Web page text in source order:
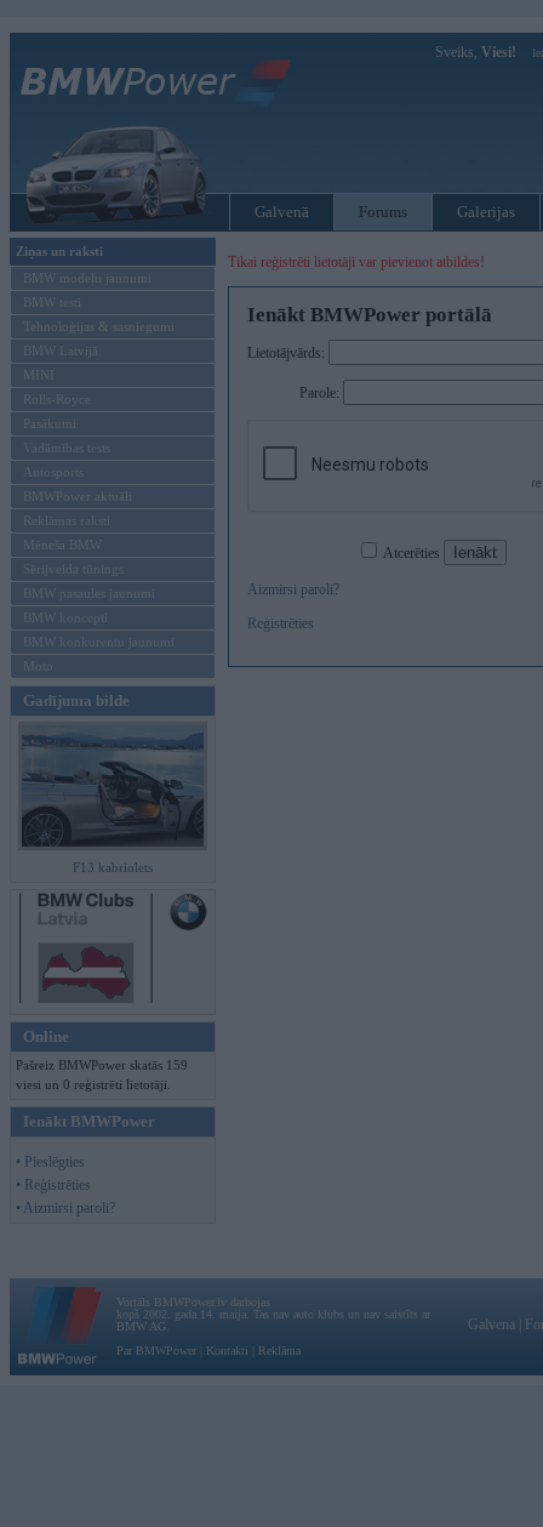
Sveiks, Viesi!
Galvenā Forums Galerijas
Ziņas un raksti
BMW modeļu jaunumi
BMW testi
Tehnoloģijas & sasniegumi
BMW Latvijā
MINI
Rolls-Royce
Pasākumi
Vadāmības tests
Autosports
BMWPower aktuāli
Reklāmas raksti
Mēneša BMW
Sērijveida tūnings
BMW pasaules jaunumi
BMW koncepti
BMW konkurentu jaunumi
Moto
Gadījuma bilde
F13 kabriolets
Online
Pašreiz BMWPower skatās 159
viesi un 0 reģistrēti lietotāji.
Ienākt BMWPower
• Pieslēgties
• Reģistrēties
• Aizmirsi paroli?
Tikai reģistrēti lietotāji var pievienot atbildes!
Ienākt BMWPower portālā
Lietotājvārds:
Parole:
Atcerēties
Aizmirsi paroli?
Reģistrēties
Vortāls BMWPower.lv darbojas
kopš 2002. gada 14. maija. Tas nav auto klubs un nav saistīts ar
BMW AG.
Par BMWPower
Kontakti Reklāma
Galvena